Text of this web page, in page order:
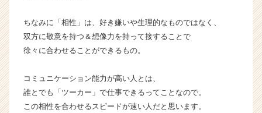
リ
ア
（C
e
C
ちなみに「相性」は、好き嫌いや生理的なものではなく、
双方に敬意を持つ＆想像力を持って接することで
徐々に合わせることができるもの。
コミュニケーション能力が高い人とは、
誰とでも「ツーカー」で仕事できるってことなので。
この相性を合わせるスピードが速い人だと思います。